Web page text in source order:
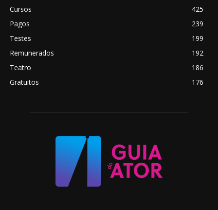
Cursos
425
Pagos
239
Testes
199
Remunerados
192
Teatro
186
Gratuitos
176